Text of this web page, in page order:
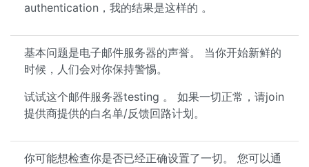
authentication，我的结果是这样的 。
基本问题是电子邮件服务器的声誉。 当你开始新鲜的
时候，人们会对你保持警惕。
试试这个邮件服务器testing 。 如果一切正常，请join
提供商提供的白名单/反馈回路计划。
你可能想检查你是否已经正确设置了一切。 您可以通